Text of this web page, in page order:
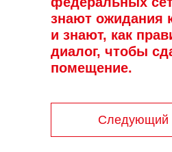
Следующий
знают ожидания
и знают, как
диалог, чтобы
помещение.